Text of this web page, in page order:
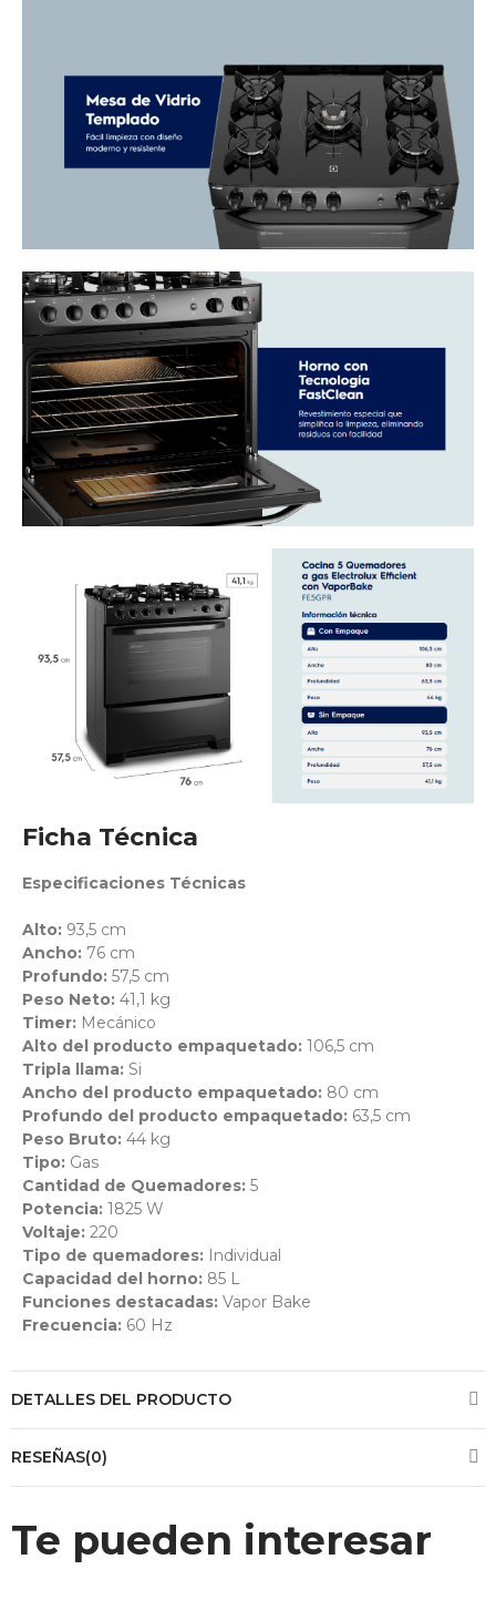
Ficha Técnica
Especificaciones Técnicas
Alto: 93,5 cm
Ancho: 76 cm
Profundo: 57,5 cm
Peso Neto: 41,1 kg
Timer: Mecánico
Alto del producto empaquetado: 106,5 cm
Tripla llama: Si
Ancho del producto empaquetado: 80 cm
Profundo del producto empaquetado: 63,5 cm
Peso Bruto: 44 kg
Tipo: Gas
Cantidad de Quemadores: 5
Potencia: 1825 W
Voltaje: 220
Tipo de quemadores: Individual
Capacidad del horno: 85 L
Funciones destacadas: Vapor Bake
Frecuencia: 60 Hz
DETALLES DEL PRODUCTO
RESEÑAS(0)
Te pueden interesar